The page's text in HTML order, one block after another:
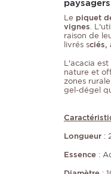
Le piquet
vignes.
raison de
livrés sciés,
L'acacia
nature et
zones
gel-dégel
Longueur :
Essence :